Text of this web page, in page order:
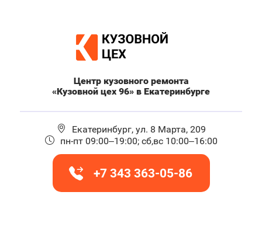
Центр кузовного ремонта
«Кузовной цех 96» в Екатеринбурге
Екатеринбург, ул. 8 Марта, 209
пн-пт 09:00–19:00; сб,вс 10:00–16:00
+7 343 363-05-86